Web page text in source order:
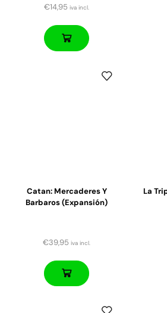
€14,95 iva incl.
Catan: Mercaderes Y
Barbaros (expansión)
€39,95 iva incl.
La